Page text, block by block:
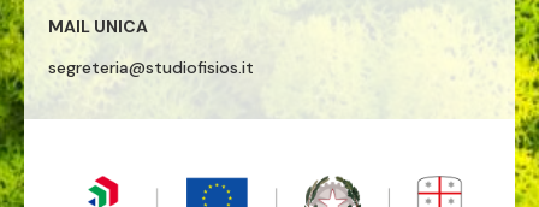
MAIL UNICA
segreteria@studiofisios.it